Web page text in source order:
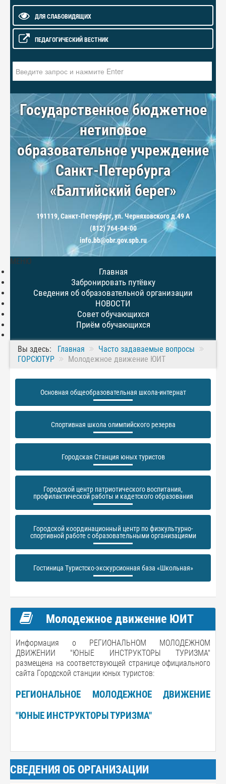
ДЛЯ СЛАБОВИДЯЩИХ
ПЕДАГОГИЧЕСКИЙ ВЕСТНИК
Государственное бюджетное
нетиповое
образовательное учреждение
Санкт-Петербурга
«Балтийский берег»
191119, Санкт-Петербург, ул. Черняховского д.49 А
(812) 764-04-00
info.bb@obr.gov.spb.ru
МЕНЮ
Главная
Забронировать путёвку
Сведения об образовательной организации
НОВОСТИ
Совет обучающихся
Приём обучающихся
Вы здесь: Главная
Часто задаваемые вопросы
ГОРСЮТУР
Молодежное движение ЮИТ
Основная общеобразовательная школа-интернат
Спортивная школа олимпийского резерва
Городская Станция юных туристов
Городской центр патриотического воспитания,
профилактической работы и кадетского образования
Городской координационный центр по физкультурно-
спортивной работе с образовательными организациями
Гостиница Туристско-экскурсионная база «Школьная»
Молодежное движение ЮИТ
Информация о РЕГИОНАЛЬНОМ МОЛОДЕЖНОМ
ДВИЖЕНИИ "ЮНЫЕ ИНСТРУКТОРЫ ТУРИЗМА"
размещена на соответствующей странице официального
сайта Городской станции юных туристов:
РЕГИОНАЛЬНОЕ МОЛОДЕЖНОЕ ДВИЖЕНИЕ
"ЮНЫЕ ИНСТРУКТОРЫ ТУРИЗМА"
СВЕДЕНИЯ ОБ ОРГАНИЗАЦИИ